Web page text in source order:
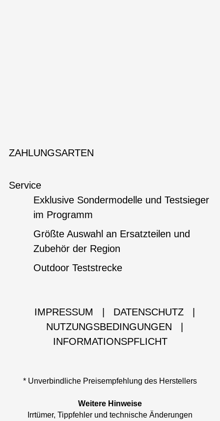
ZAHLUNGSARTEN
Service
Exklusive Sondermodelle und Testsieger
im Programm
Größte Auswahl an Ersatzteilen und
Zubehör der Region
Outdoor Teststrecke
IMPRESSUM DATENSCHUTZ
NUTZUNGSBEDINGUNGEN
INFORMATIONSPFLICHT
* Unverbindliche Preisempfehlung des Herstellers
Weitere Hinweise
Irrtümer, Tippfehler und technische Änderungen